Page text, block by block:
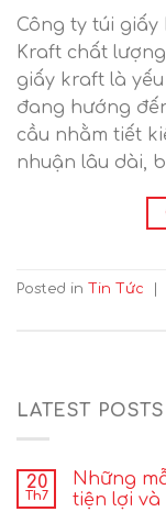
Công ty túi
Kraft chất
giấy kraft là
đang hướng
cầu nhằm tiết
nhuận lâu dài,
Posted in Tin Tức
LATEST POSTS
20
Th7
Những
tiện lợi và